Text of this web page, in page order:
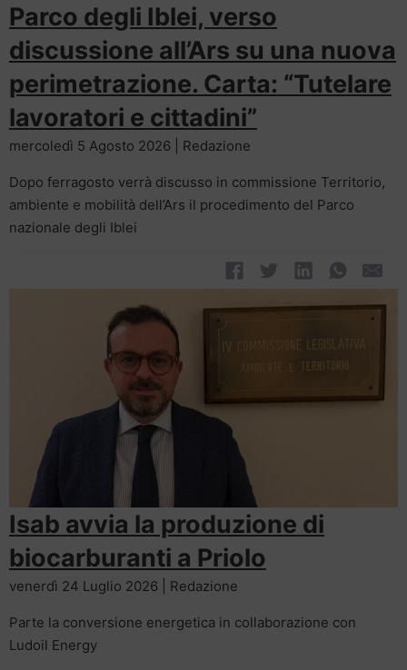
Parco degli Iblei, verso
discussione all’Ars su una nuova
perimetrazione. Carta: “Tutelare
lavoratori e cittadini”
mercoledì 5 Agosto 2026 | Redazione
Dopo ferragosto verrà discusso in commissione Territorio,
ambiente e mobilità dell’Ars il procedimento del Parco
nazionale degli Iblei
Isab avvia la produzione di
biocarburanti a Priolo
venerdì 24 Luglio 2026 | Redazione
Parte la conversione energetica in collaborazione con
Ludoil Energy